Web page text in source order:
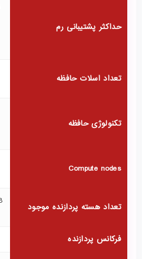
حداکثر پشتیبانی رم
تعداد اسلات حافظه
تکنولوژی حافظه
Compute nodes
تعداد هسته پردازنده موجود
فرکانس پردازنده